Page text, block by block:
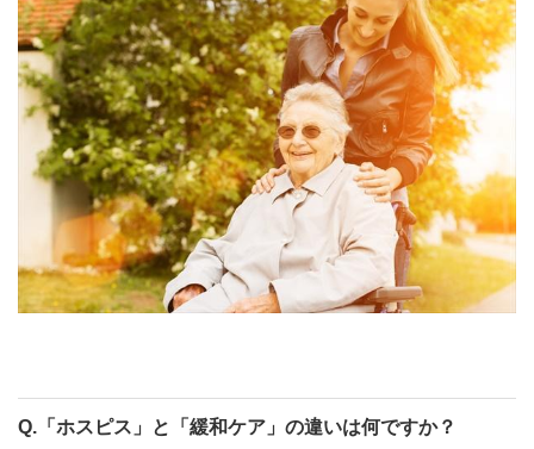
Q.「ホスピス」と「緩和ケア」の違いは何ですか？